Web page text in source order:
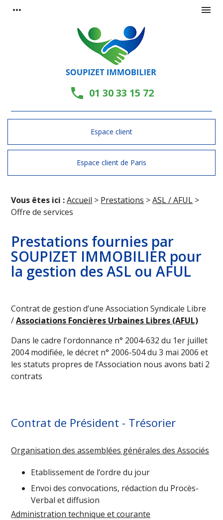
more_horiz menu
phone 01 30 33 15 72
Espace client
Espace client de Paris
Vous êtes ici : Accueil > Prestations >ASL / AFUL >
Offre de services
Prestations fournies par
SOUPIZET IMMOBILIER pour
la gestion des ASL ou AFUL
Contrat de gestion d’une Association Syndicale Libre
/Associations Foncières Urbaines Libres (AFUL)
Dans le cadre l'ordonnance n° 2004-632 du 1er juillet
2004 modifiée, le décret n° 2006-504 du 3 mai 2006 et
les statuts propres de l’Association nous avons bati 2
contrats
Contrat de Président - Trésorier
Organisation des assemblées générales des Associés
Etablissement de l’ordre du jour
Envoi des convocations, rédaction du Procès-
Verbal et diffusion
Administration technique et courante